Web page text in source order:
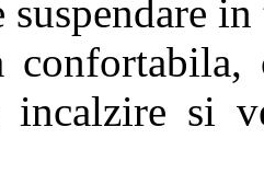
suspendare
incalzire si